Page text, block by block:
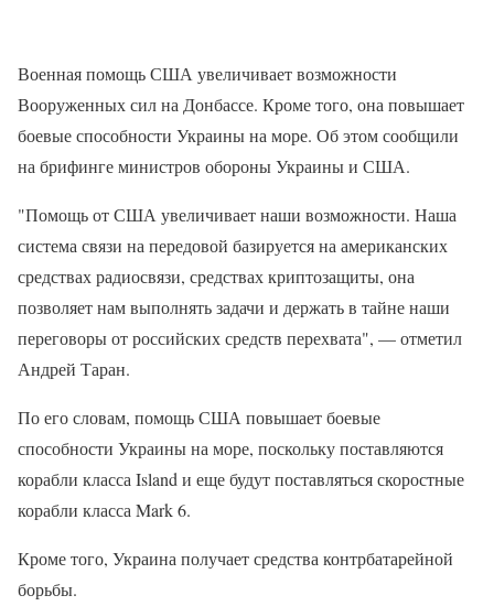
Военная помощь США увеличивает возможности
Вооруженных сил на Донбассе. Кроме того, она повышает
боевые способности Украины на море. Об этом сообщили
на брифинге министров обороны Украины и США.
"Помощь от США увеличивает наши возможности. Наша
система связи на передовой базируется на американских
средствах радиосвязи, средствах криптозащиты, она
позволяет нам выполнять задачи и держать в тайне наши
переговоры от российских средств перехвата", — отметил
Андрей Таран.
По его словам, помощь США повышает боевые
способности Украины на море, поскольку поставляются
корабли класса Island и еще будут поставляться скоростные
корабли класса Mark 6.
Кроме того, Украина получает средства контрбатарейной
борьбы.